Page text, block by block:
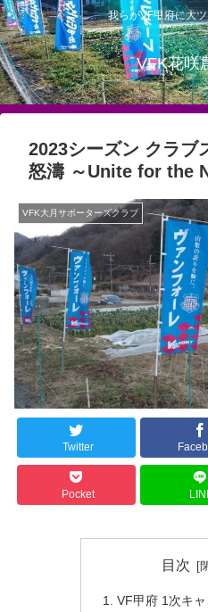
我らがVF甲府に大
VFK花咲
2023シーズン クラブ
怒濤 ～Unite for the
VFK大月サポーターズクラブ
Twitter
Pocket
目次
VF甲府 1次キャ